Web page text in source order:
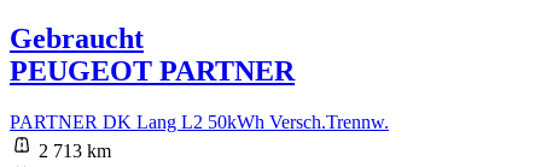
Gebraucht
PEUGEOT PARTNER
PARTNER DK Lang L2 50kWh Versch.Trennw.
2 713 km